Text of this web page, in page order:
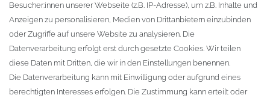
KONTAKT
Fa. Steffen Jost
Söbrigener Weg 50
D-01796 Pirna
Besucher:innen unserer Webseite (z.B. IP-Adresse), um z.B. Inhalte und
Anzeigen zu personalisieren, Medien von Drittanbietern einzubinden
oder Zugriffe auf unsere Website zu analysieren. Die
Datenverarbeitung erfolgt erst durch gesetzte Cookies. Wir teilen
diese Daten mit Dritten, die wir in den Einstellungen benennen.
Die Datenverarbeitung kann mit Einwilligung oder aufgrund eines
berechtigten Interesses erfolgen. Die Zustimmung kann erteilt oder